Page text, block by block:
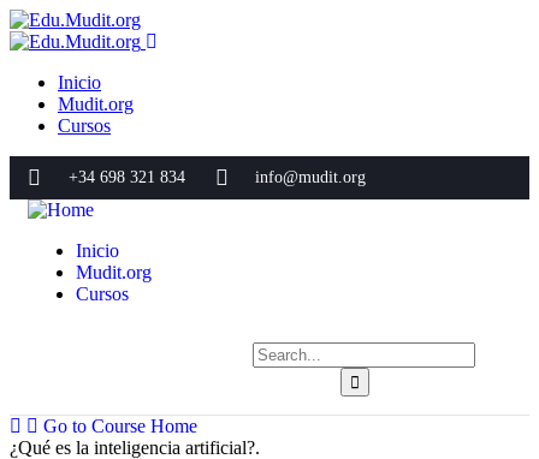
Inicio
Mudit.org
Cursos
+34 698 321 834 info@mudit.org
Inicio
Mudit.org
Cursos
Go to Course Home
¿Qué es la inteligencia artificial?.